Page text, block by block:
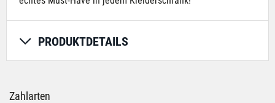
PRODUKTDETAILS
Zahlarten